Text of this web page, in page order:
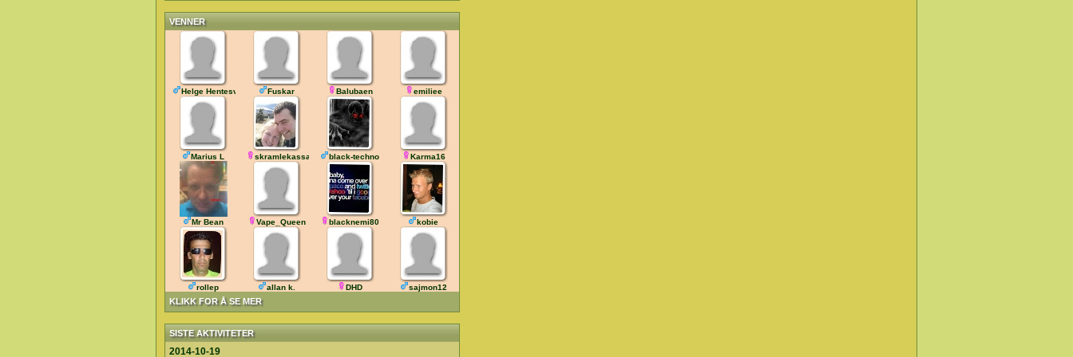
VENNER
KLIKK FOR Å SE MER
Helge Hentesveis Fuskar Balubaen emiliee
Marius L skramlekassa black-techno Karma16
Mr Bean Vape_Queen blacknemi80 kobie
rollep allan k. DHD sajmon12
SISTE AKTIVITETER
2014-10-19